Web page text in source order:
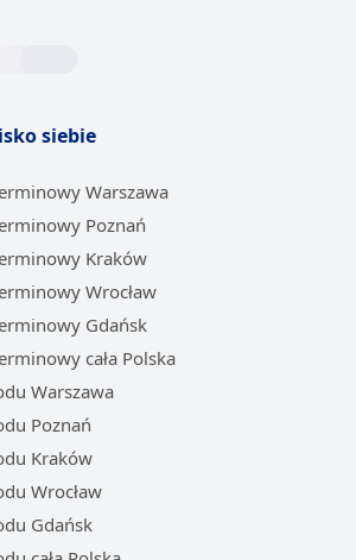
siebie
Warszawa
Poznań
Kraków
Wrocław
Gdańsk
cała Polska
Warszawa
Poznań
Kraków
Wrocław
Gdańsk